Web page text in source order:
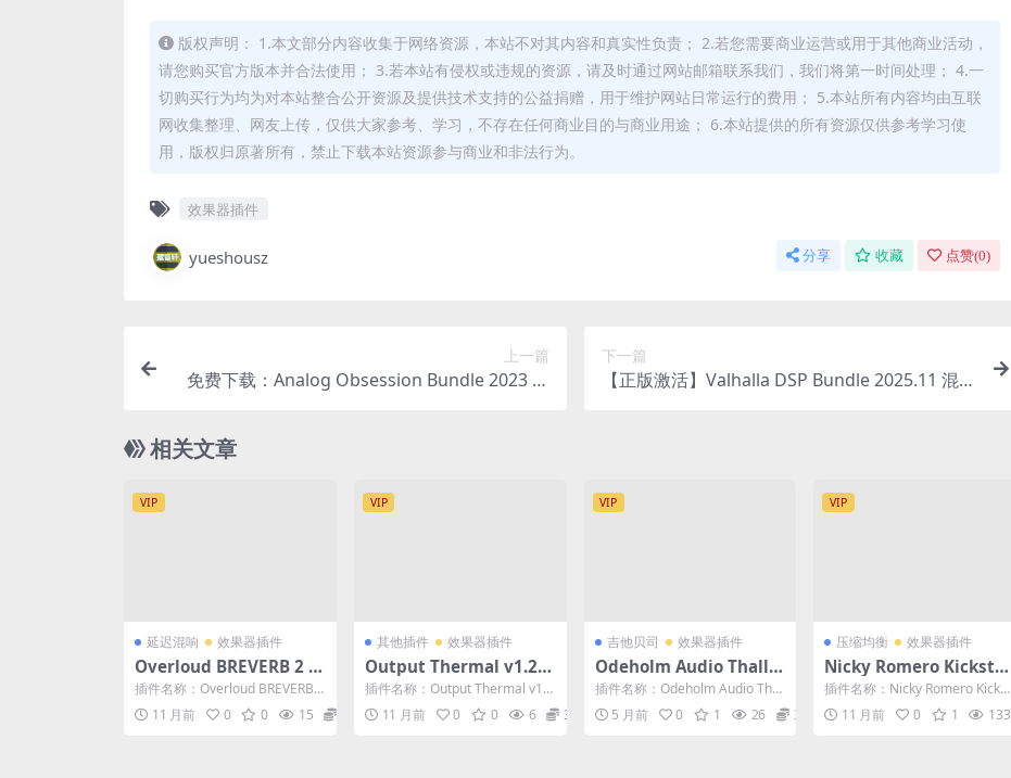
版权声明： 1.本文部分内容收集于网络资源，本站不对其内容和真实性负责； 2.若您需要商业运营或用于其他商业活动，
请您购买官方版本并合法使用； 3.若本站有侵权或违规的资源，请及时通过网站邮箱联系我们，我们将第一时间处理； 4.一
切购买行为均为对本站整合公开资源及提供技术支持的公益捐赠，用于维护网站日常运行的费用； 5.本站所有内容均由互联
网收集整理、网友上传，仅供大家参考、学习，不存在任何商业目的与商业用途； 6.本站提供的所有资源仅供参考学习使
用，版权归原著所有，禁止下载本站资源参与商业和非法行为。
效果器插件
yueshousz 分享 收藏 点赞(0)
上一篇
免费下载：Analog Obsession Bundle 2023 多
下一篇
【正版激活】Valhalla DSP Bundle 2025.11 混响
相关文章
VIP
延迟混响 效果器插件
Overloud BREVERB 2 v
2.1.10 雅致混响 混音效果
器插件 WIN+MAC
插件名称：Overloud BREVERB 2
雅致混响 插件大小：WIN：8M...
11 月前 0 0 15
VIP
其他插件 效果器插件
Output Thermal v1.2.1
交互式多频段失真效果器
插件 WIN+MAC
插件名称：Output Thermal v1.
2.1 交互式多频段失真效果器插
件...11 月前 0 0 6 3
VIP
吉他贝司 效果器插件
Odeholm Audio Thall A
mp v1.0.3 WIN 吉他放大
器插件
插件名称：Odeholm Audio Thal
l Amp v1.0.3 WIN ...
5 月前 0 1 26 3
VIP
压缩均衡 效果器插件
Nicky Romero Kickstar
t 2 闪避侧链压缩效果器插
件 WIN+MAC
插件名称：Nicky Romero Kickst
art 2 闪避侧链压缩效果器插...
11 月前 0 1 133